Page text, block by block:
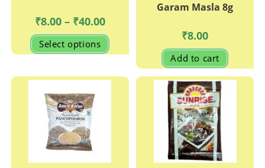
₹8.00 – ₹40.00Price
range:
₹8.00
through
₹40.00
Select options
This
product
has
multiple
variants.
The
Garam Masla 8g
₹8.00
Add to cart